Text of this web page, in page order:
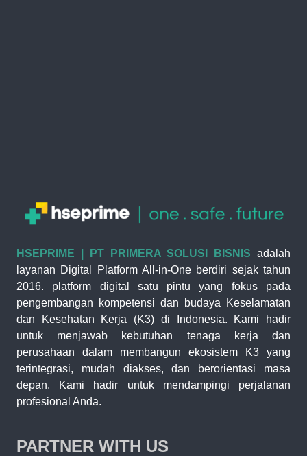
HSEPRIME | PT PRIMERA SOLUSI BISNIS adalah
layanan Digital Platform All-in-One berdiri sejak tahun
2016. platform digital satu pintu yang fokus pada
pengembangan kompetensi dan budaya Keselamatan
dan Kesehatan Kerja (K3) di Indonesia. Kami hadir
untuk menjawab kebutuhan tenaga kerja dan
perusahaan dalam membangun ekosistem K3 yang
terintegrasi, mudah diakses, dan berorientasi masa
depan. Kami hadir untuk mendampingi perjalanan
profesional Anda.
PARTNER WITH US